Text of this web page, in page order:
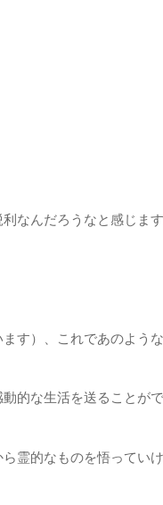
なんだろうなと感じます
す）、これであのよう
的な生活を送ることが
霊的なものを悟っていけ